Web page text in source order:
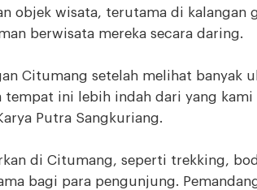
objek wisata, terutama di kalangan
berwisata mereka secara daring.
Citumang setelah melihat banyak
tempat ini lebih indah dari yang kami
Putra Sangkuriang.
di Citumang, seperti trekking,
bagi para pengunjung.